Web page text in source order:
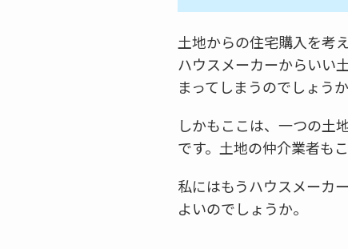
土地からの住宅購入を考
ハウスメーカーからいい
まってしまうのでしょう
しかもここは、一つの土
です。土地の仲介業者も
私にはもうハウスメーカ
よいのでしょうか。